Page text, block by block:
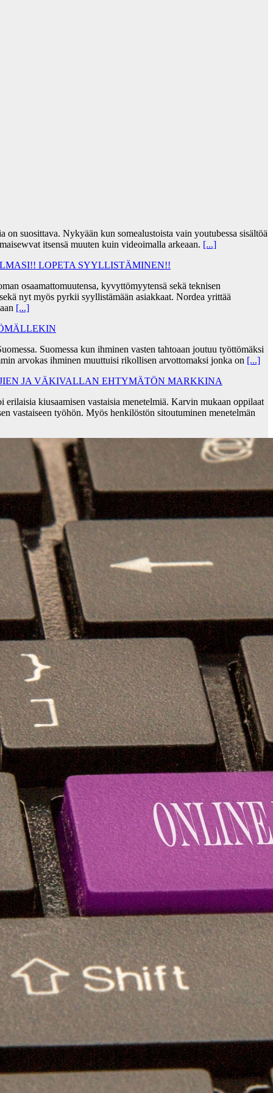
on suosittava. Nykyään kun somealustoista vain youtubessa sisältöä
itsensä muuten kuin videoimalla arkeaan. [...]
LOPETA SYYLLISTÄMINEN!!
osaamattomuutensa, kyvyttömyytensä sekä teknisen
nyt myös pyrkii syyllistämään asiakkaat. Nordea yrittää
[...]
Suomessa kun ihminen vasten tahtoaan joutuu työttömäksi
arvokas ihminen muuttuisi rikollisen arvottomaksi jonka on [...]
JA VÄKIVALLAN EHTYMÄTÖN MARKKINA
kiusaamisen vastaisia menetelmiä. Karvin mukaan oppilaat
vastaiseen työhön. Myös henkilöstön sitoutuminen menetelmän